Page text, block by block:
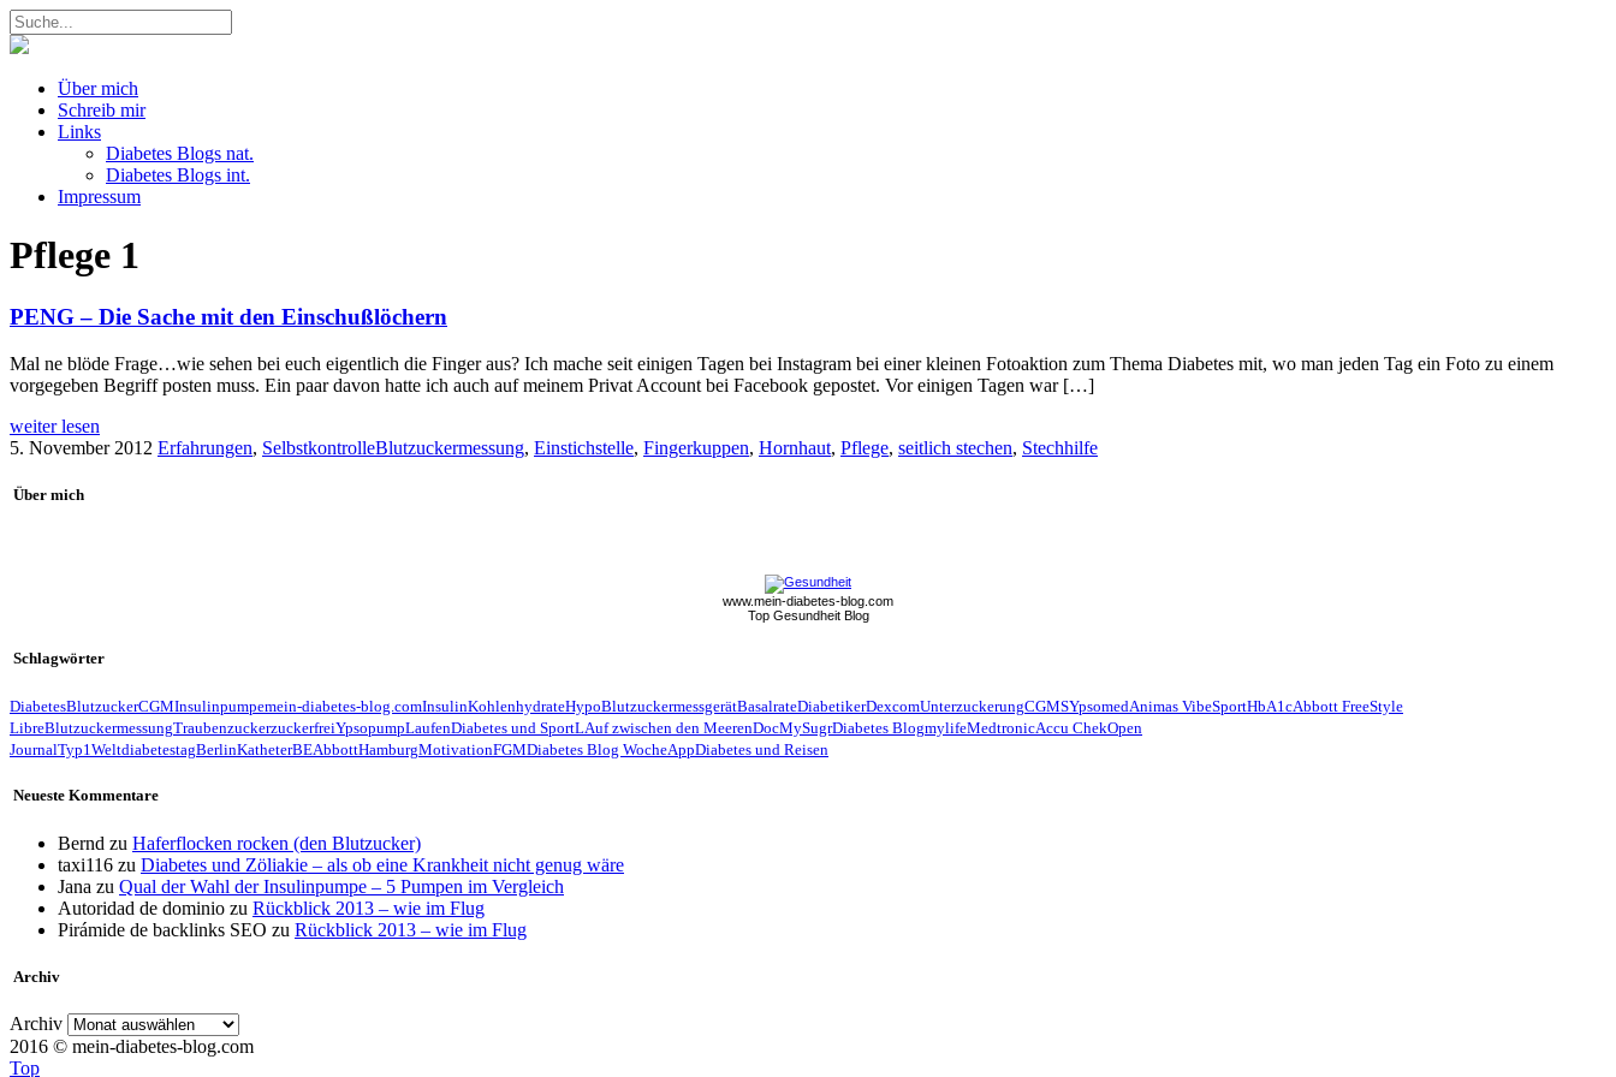
Über mich
Schreib mir
Links
Diabetes Blogs nat.
Diabetes Blogs int.
Impressum
Pflege 1
PENG – Die Sache mit den Einschußlöchern
Mal ne blöde Frage…wie sehen bei euch eigentlich die Finger aus? Ich mache seit einigen Tagen bei Instagram bei einer kleinen Fotoaktion zum Thema Diabetes mit, wo man jeden Tag ein Foto zu einem
vorgegeben Begriff posten muss. Ein paar davon hatte ich auch auf meinem Privat Account bei Facebook gepostet. Vor einigen Tagen war […]
weiter lesen
5. November 2012 Erfahrungen, SelbstkontrolleBlutzuckermessung, Einstichstelle, Fingerkuppen, Hornhaut, Pflege, seitlich stechen, Stechhilfe
Über mich
www.mein-diabetes-blog.com
Top Gesundheit Blog
Schlagwörter
DiabetesBlutzuckerCGMInsulinpumpemein-diabetes-blog.comInsulinKohlenhydrateHypoBlutzuckermessgerätBasalrateDiabetikerDexcomUnterzuckerungCGMSYpsomedAnimas VibeSportHbA1cAbbott FreeStyle
LibreBlutzuckermessungTraubenzuckerzuckerfreiYpsopumpLaufenDiabetes und SportLAuf zwischen den MeerenDocMySugrDiabetes BlogmylifeMedtronicAccu ChekOpen
JournalTyp1WeltdiabetestagBerlinKatheterBEAbbottHamburgMotivationFGMDiabetes Blog WocheAppDiabetes und Reisen
Neueste Kommentare
Bernd zu Haferflocken rocken (den Blutzucker)
taxi116 zu Diabetes und Zöliakie – als ob eine Krankheit nicht genug wäre
Jana zu Qual der Wahl der Insulinpumpe – 5 Pumpen im Vergleich
Autoridad de dominio zu Rückblick 2013 – wie im Flug
Pirámide de backlinks SEO zu Rückblick 2013 – wie im Flug
Archiv
Archiv
2016 © mein-diabetes-blog.com
Top